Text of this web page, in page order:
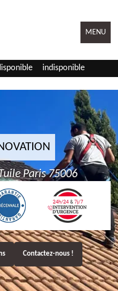
MENU
indisponible
Paris 75006
Contactez-nous !